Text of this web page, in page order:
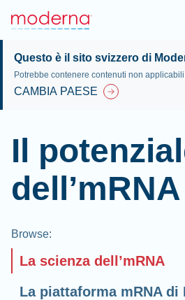
Questo è il sito svizzero di
Potrebbe contenere contenuti non
CAMBIA PAESE
Il
dell’mRNA
Browse:
La scienza dell’mRNA
La piattaforma mRNA di